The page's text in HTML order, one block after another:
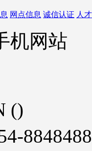
网点信息 诚信认证 人
机网站
()